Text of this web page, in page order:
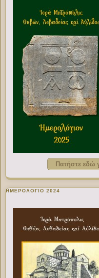
Πατήστε εδώ
ΗΜΕΡΟΛΟΓΙΟ 2024